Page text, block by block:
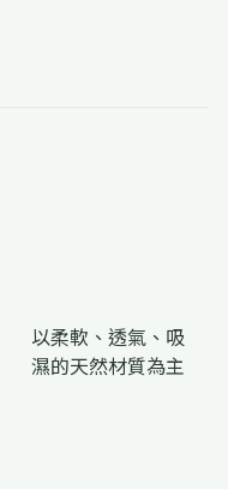
以柔軟、透氣、吸
濕的天然材質為主